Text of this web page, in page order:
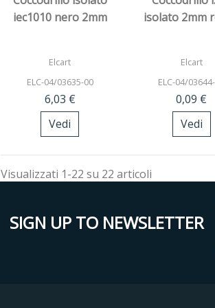
iec1010 nero 2mm
Elcart
ELC-04/03635-00
6,03 €
Vedi
isolato 2mm
Elcart
ELC-04/
0,09 €
Vedi
Visualizzati 1-22 su 22 articoli
SIGN UP TO NEWSLETTER